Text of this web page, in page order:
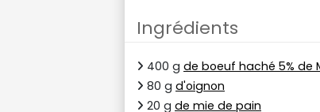
Ingrédients
400 g de boeuf haché 5% de
80 g d'oignon
20 g de mie de pain